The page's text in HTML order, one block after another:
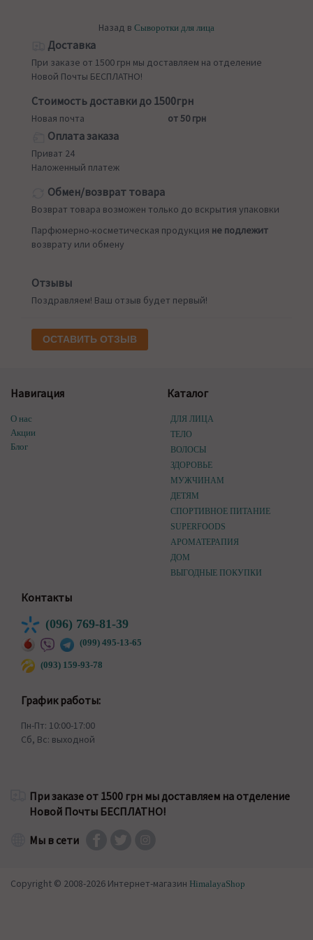
Назад в Сыворотки для лица
Доставка
При заказе от 1500 грн мы доставляем на отделение
Новой Почты БЕСПЛАТНО!
Стоимость доставки до 1500грн
Новая почта от 50 грн
Оплата заказа
Приват 24
Наложенный платеж
Обмен/возврат товара
Возврат товара возможен только до вскрытия упаковки
Парфюмерно-косметическая продукция не подлежит
возврату или обмену
Отзывы
Поздравляем! Ваш отзыв будет первый!
ОСТАВИТЬ ОТЗЫВ
Навигация
О нас
Акции
Блог
Каталог
ДЛЯ ЛИЦА
ТЕЛО
ВОЛОСЫ
ЗДОРОВЬЕ
МУЖЧИНАМ
ДЕТЯМ
СПОРТИВНОЕ ПИТАНИЕ
SUPERFOODS
АРОМАТЕРАПИЯ
ДОМ
ВЫГОДНЫЕ ПОКУПКИ
Контакты
(096) 769-81-39
(099) 495-13-65
(093) 159-93-78
График работы:
Пн-Пт: 10:00-17:00
Сб, Вс: выходной
При заказе от 1500 грн мы доставляем на отделение
Новой Почты БЕСПЛАТНО!
Мы в сети
Copyright © 2008-2026 Интернет-магазин HimalayaShop